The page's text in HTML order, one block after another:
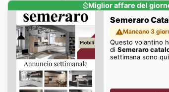
Miglior affare del
Semeraro
Mancano 3
Questo volantino
di Semeraro
settimana sono